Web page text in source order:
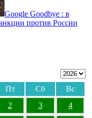
Google Goodbye : в
против России
Пт Сб
Вс
2 3 4